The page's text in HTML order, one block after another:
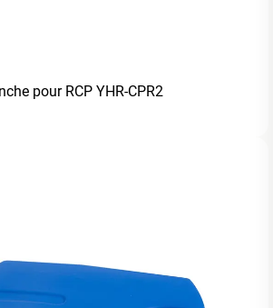
pour RCP YHR-CPR2